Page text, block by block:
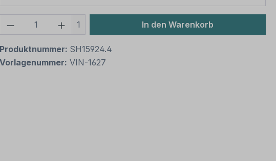
Produkt Anzahl: Gib den gewünschten Wert
1 In den Warenkorb
Produktnummer: SH15924.4
Vorlagenummer: VIN-1627